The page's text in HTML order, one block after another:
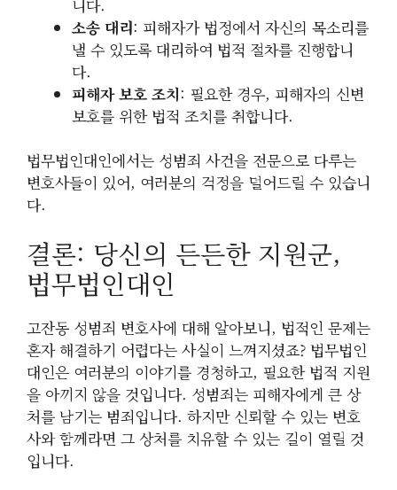
니다.
소송 대리: 피해자가 법정에서 자신의 목소리를
낼 수 있도록 대리하여 법적 절차를 진행합니
다.
피해자 보호 조치: 필요한 경우, 피해자의 신변
보호를 위한 법적 조치를 취합니다.
법무법인대인에서는 성범죄 사건을 전문으로 다루는
변호사들이 있어, 여러분의 걱정을 덜어드릴 수 있습니
다.
결론: 당신의 든든한 지원군,
법무법인대인
고잔동 성범죄 변호사에 대해 알아보니, 법적인 문제는
혼자 해결하기 어렵다는 사실이 느껴지셨죠? 법무법인
대인은 여러분의 이야기를 경청하고, 필요한 법적 지원
을 아끼지 않을 것입니다. 성범죄는 피해자에게 큰 상
처를 남기는 범죄입니다. 하지만 신뢰할 수 있는 변호
사와 함께라면 그 상처를 치유할 수 있는 길이 열릴 것
입니다.